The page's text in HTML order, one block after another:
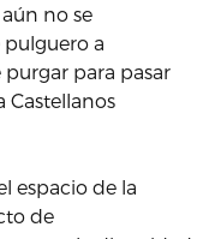
no se
pulguero a
purgar para pasar
Castellanos
espacio de la
de